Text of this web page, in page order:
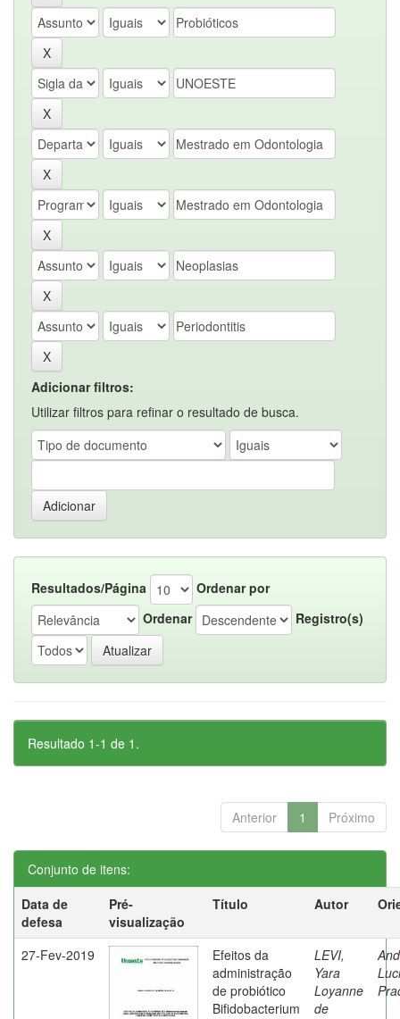
Adicionar filtros:
Utilizar filtros para refinar o resultado de busca.
Resultados/Página
Ordenar por
Ordenar
Registro(s)
Resultado 1-1 de 1.
Anterior 1 Próximo
Conjunto de itens:
Data de
defesa
Pré-
visualização
Título Autor
27-Fev-2019
Efeitos da
administração
de probiótico
Bifidobacterium
LEVI,
Yara
Loyanne
de